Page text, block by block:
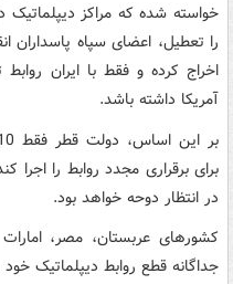
خواسته شده که مراکز دیپلماتیک
را تعطیل، اعضای سپاه
اخراج کرده و فقط با ایران
آمریکا داشته باشد.
برای برقراری مجدد روابط را
در انتظار دوحه خواهد بود.
جداگانه قطع روابط دیپلماتیک